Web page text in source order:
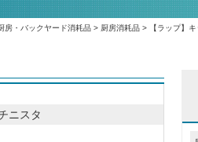
房・バックヤード消耗品 > 厨房消耗品 > 【ラップ】
ニスタ